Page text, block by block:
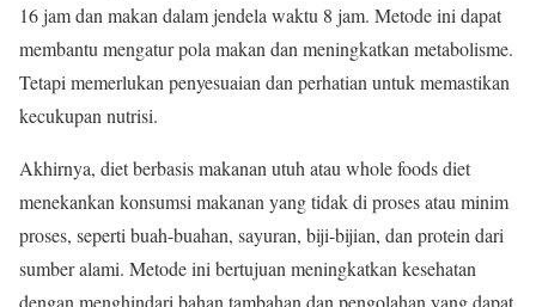
16 jam dan makan dalam jendela waktu 8 jam. Metode ini dapat
membantu mengatur pola makan dan meningkatkan metabolisme.
Tetapi memerlukan penyesuaian dan perhatian untuk memastikan
kecukupan nutrisi.
Akhirnya, diet berbasis makanan utuh atau whole foods diet
menekankan konsumsi makanan yang tidak di proses atau minim
proses, seperti buah-buahan, sayuran, biji-bijian, dan protein dari
sumber alami. Metode ini bertujuan meningkatkan kesehatan
dengan menghindari bahan tambahan dan pengolahan yang dapat